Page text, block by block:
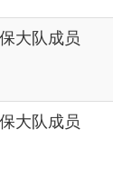
大队成员
大队成员